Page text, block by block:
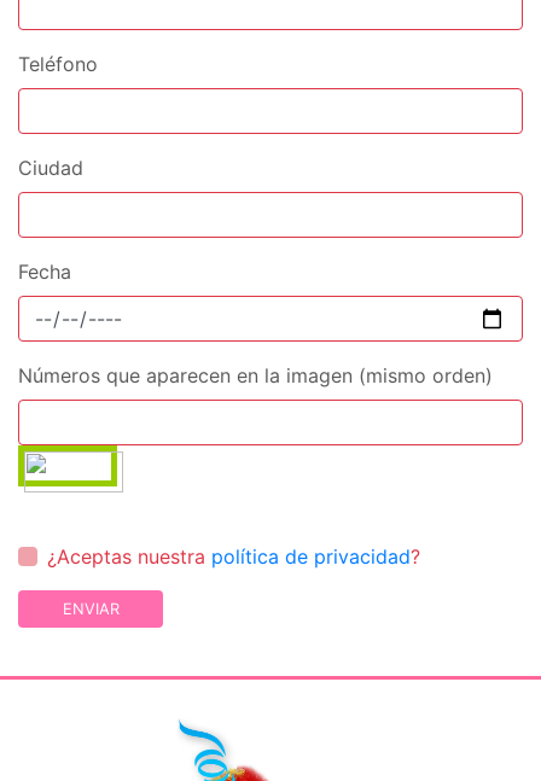
Teléfono
Ciudad
Fecha
Números que aparecen en la imagen (mismo orden)
¿Aceptas nuestra política de privacidad?
ENVIAR